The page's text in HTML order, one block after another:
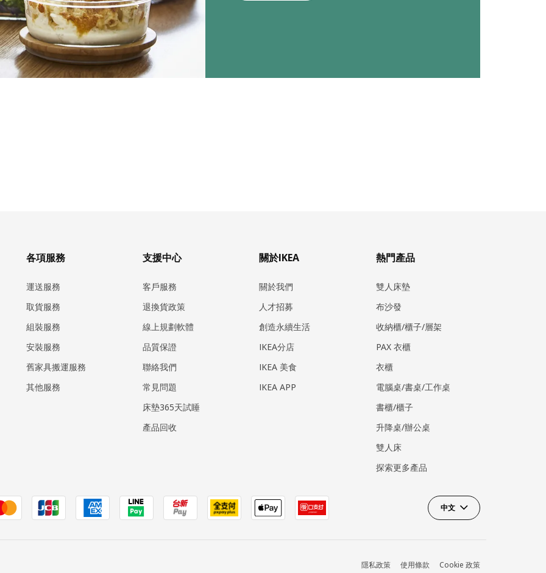
各項服務
運送服務
取貨服務
組裝服務
安裝服務
​舊家具搬運服務
其他服務
支援中心
客戶服務
退換貨政策
線上規劃軟體
品質保證
聯絡我們
常見問題
床墊365天試睡
產品回收
關於IKEA
關於我們
人才招募
創造永續生活
IKEA分店
IKEA 美食
IKEA APP
熱門產品
雙人床墊
布沙發
收納櫃/櫃子/層架
PAX 衣櫃
衣櫃
電腦桌/書桌/工作桌
書櫃/櫃子
升降桌/辦公桌
雙人床
探索更多產品
中文
隱私政策 使用條款 Cookie 政策